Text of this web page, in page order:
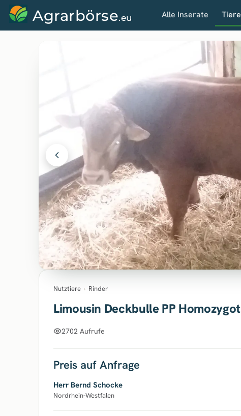
Agrarbörse.eu Alle Inserate Tiere
Nutztiere › Rinder
Limousin Deckbulle PP Homozygot
2702 Aufrufe
Preis auf Anfrage
Herr Bernd Schocke
Nordrhein-Westfalen